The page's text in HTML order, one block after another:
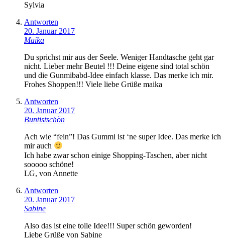
Sylvia
Antworten
20. Januar 2017
Maika
Du sprichst mir aus der Seele. Weniger Handtasche geht gar
nicht. Lieber mehr Beutel !!! Deine eigene sind total schön
und die Gunmibabd-Idee einfach klasse. Das merke ich mir.
Frohes Shoppen!!! Viele liebe Grüße maika
Antworten
20. Januar 2017
Buntistschön
Ach wie “fein”! Das Gummi ist ‘ne super Idee. Das merke ich
mir auch
Ich habe zwar schon einige Shopping-Taschen, aber nicht
sooooo schöne!
LG, von Annette
Antworten
20. Januar 2017
Sabine
Also das ist eine tolle Idee!!! Super schön geworden!
Liebe Grüße von Sabine